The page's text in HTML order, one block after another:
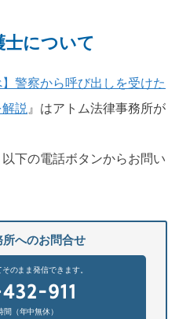
士について
】警察から呼び出しを受けた
説 』はアトム法律事務所が
下の電話ボタンからお問い
へのお問合せ
のまま発信できます。
（年中無休）